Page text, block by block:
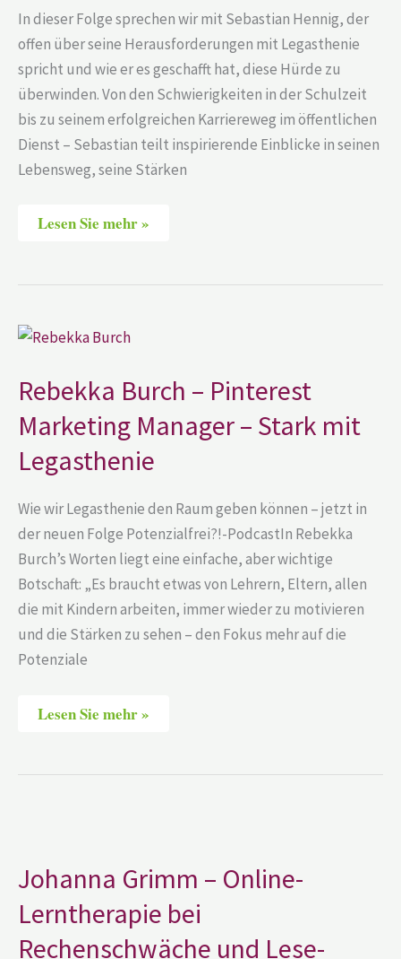
In dieser Folge sprechen wir mit Sebastian Hennig, der
offen über seine Herausforderungen mit Legasthenie
spricht und wie er es geschafft hat, diese Hürde zu
überwinden. Von den Schwierigkeiten in der Schulzeit
bis zu seinem erfolgreichen Karriereweg im öffentlichen
Dienst – Sebastian teilt inspirierende Einblicke in seinen
Lebensweg, seine Stärken
Lesen Sie mehr »
Rebekka Burch – Pinterest
Marketing Manager – Stark mit
Legasthenie
Wie wir Legasthenie den Raum geben können – jetzt in
der neuen Folge Potenzialfrei?!-PodcastIn Rebekka
Burch’s Worten liegt eine einfache, aber wichtige
Botschaft: „Es braucht etwas von Lehrern, Eltern, allen
die mit Kindern arbeiten, immer wieder zu motivieren
und die Stärken zu sehen – den Fokus mehr auf die
Potenziale
Rebekka
Burch
Pinterest
Marketing
Manager
–
Stark
mit
Legasthenie
Lesen Sie mehr »
Johanna Grimm – Online-
Lerntherapie bei
Rechenschwäche und Lese-
Online-
Lerntherapie
Rechenschwäche
und
Lese-